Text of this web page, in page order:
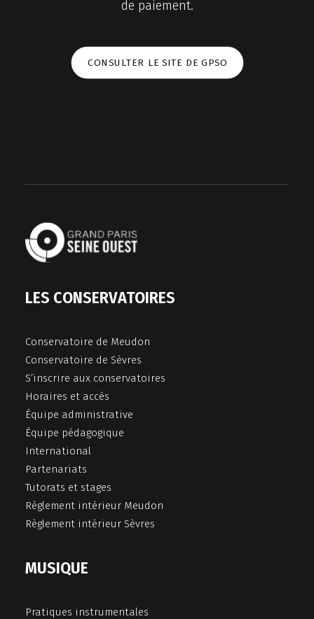
de paiement.
CONSULTER LE SITE DE GPSO
LES CONSERVATOIRES
Conservatoire de Meudon
Conservatoire de Sèvres
S’inscrire aux conservatoires
Horaires et accès
Équipe administrative
Équipe pédagogique
International
Partenariats
Tutorats et stages
Règlement intérieur Meudon
Règlement intérieur Sèvres
MUSIQUE
Pratiques instrumentales